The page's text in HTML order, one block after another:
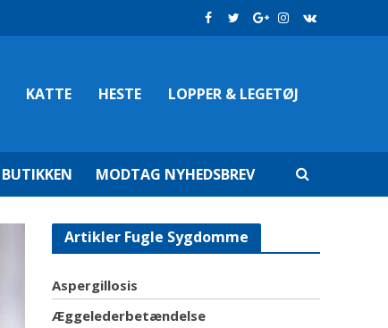
KATTE HESTE LOPPER & LEGETØJ
BUTIKKEN MODTAG NYHEDSBREV
Artikler Fugle Sygdomme
Aspergillosis
Æggelederbetændelse